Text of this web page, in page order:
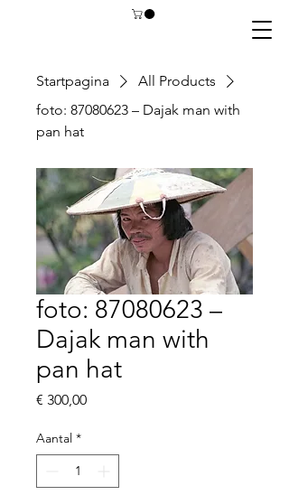
Startpagina
All Products
foto: 87080623 – Dajak man with
pan hat
foto: 87080623 –
Dajak man with
pan hat
€ 300,00Prijs
Aantal *